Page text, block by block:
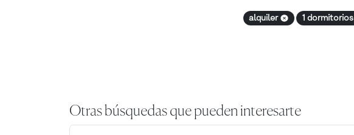
alquiler 1 dormitorios
Otras búsquedas que pueden interesarte